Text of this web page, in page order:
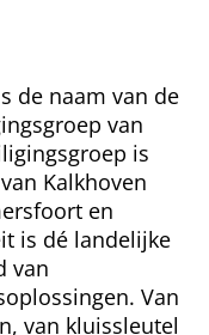
de naam van de
van
is
Kalkhoven
en
is dé landelijke
van
Van
van kluissleutel